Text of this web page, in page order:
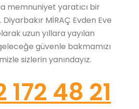
memnuniyet yaratıcı bir
MİRAÇ Evden Eve
uzun yıllara yayılan
güvenle bakmamızı
sizlerin yanındayız.
172 48 21